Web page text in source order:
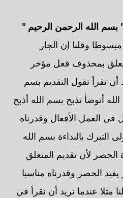
بسم الله الرحمن الرحيم "
وقلنا إن الجار
بمحذوف فعل مؤخر
أن تقرأ تقول التقديم بسم
أتوضأ تذبح بسم الله أذبح
في العمل الأفعال وقدرناه
التبرك بالبداءة بسم الله
الحصر لأن تقديم المتعلق
الحصر وقدرناه مناسبا
مثلا عندما نريد أن نقرأ في